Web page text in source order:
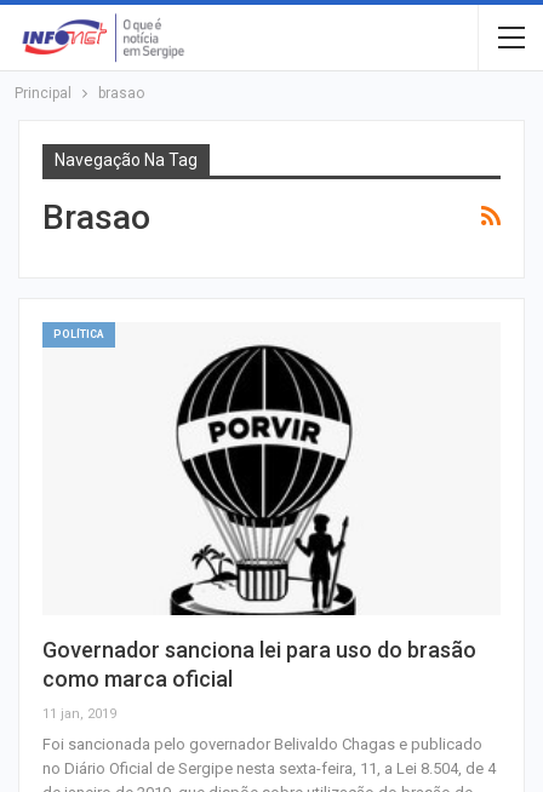
Principal brasao
Navegação Na Tag
Brasao
POLÍTICA
Governador sanciona lei para uso do brasão
como marca oficial
11 jan, 2019
Foi sancionada pelo governador Belivaldo Chagas e publicado
no Diário Oficial de Sergipe nesta sexta-feira, 11, a Lei 8.504, de 4